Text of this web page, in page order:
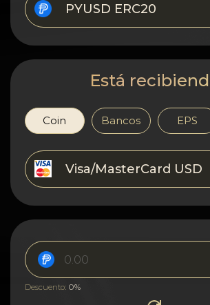
FAQ
Reputación
Mapa del sitio
PYUSD ERC20
Descuento: 0%
Está
Coin Bancos EPS
Visa/MasterCard USD